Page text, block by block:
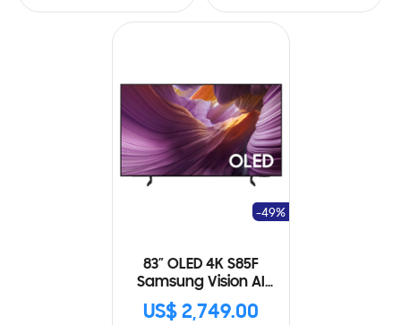
83” OLED 4K S85F
Samsung Vision AI
Smart TV (2025)
US$ 2,749.00
-49%